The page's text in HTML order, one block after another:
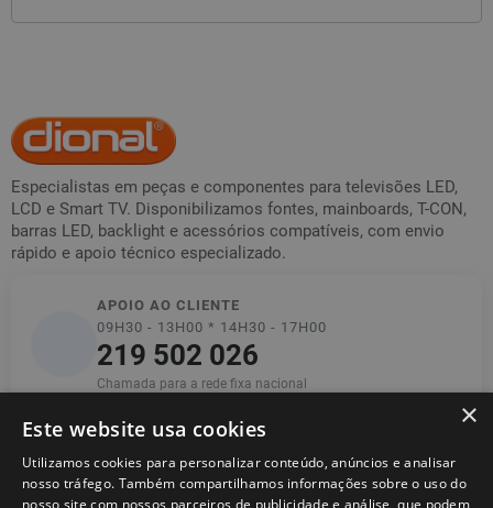
Especialistas em peças e componentes para televisões LED,
LCD e Smart TV. Disponibilizamos fontes, mainboards, T-CON,
barras LED, backlight e acessórios compatíveis, com envio
rápido e apoio técnico especializado.
APOIO AO CLIENTE
09H30 - 13H00 * 14H30 - 17H00
219 502 026
Chamada para a rede fixa nacional
Informações
×
Este website usa cookies
Utilizamos cookies para personalizar conteúdo, anúncios e analisar
nosso tráfego. Também compartilhamos informações sobre o uso do
nosso site com nossos parceiros de publicidade e análise, que podem